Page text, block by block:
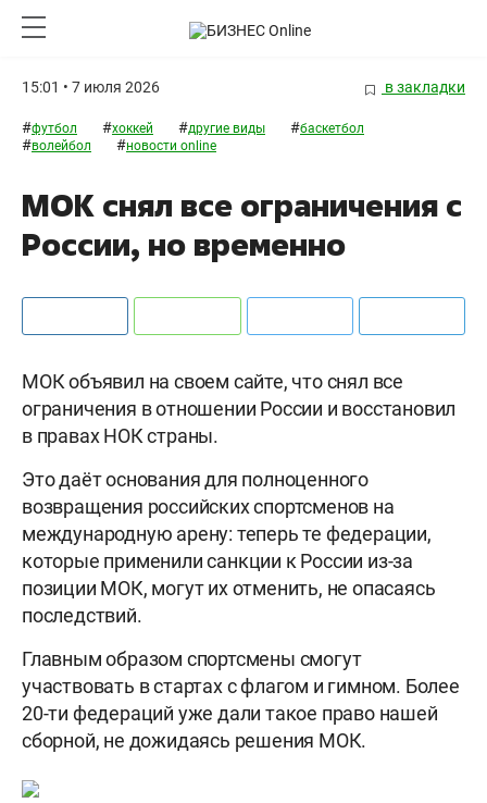
15:01 • 7 июля 2026 в закладки
#футбол #хоккей #другие виды #баскетбол
#волейбол #новости online
МОК снял все ограничения с
России, но временно
МОК объявил на своем сайте, что снял все
ограничения в отношении России и восстановил
в правах НОК страны.
Это даёт основания для полноценного
возвращения российских спортсменов на
международную арену: теперь те федерации,
которые применили санкции к России из-за
позиции МОК, могут их отменить, не опасаясь
последствий.
Главным образом спортсмены смогут
участвовать в стартах с флагом и гимном. Более
20-ти федераций уже дали такое право нашей
сборной, не дожидаясь решения МОК.